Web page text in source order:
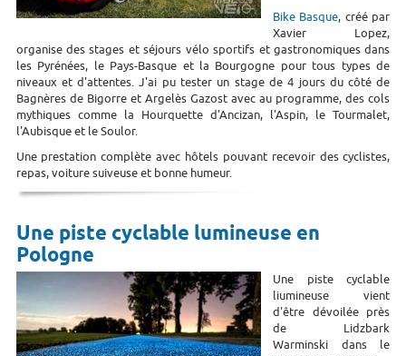
Bike Basque, créé par
Xavier Lopez,
organise des stages et séjours vélo sportifs et gastronomiques dans
les Pyrénées, le Pays-Basque et la Bourgogne pour tous types de
niveaux et d'attentes. J'ai pu tester un stage de 4 jours du côté de
Bagnères de Bigorre et Argelès Gazost avec au programme, des cols
mythiques comme la Hourquette d'Ancizan, l'Aspin, le Tourmalet,
l'Aubisque et le Soulor.
Une prestation complète avec hôtels pouvant recevoir des cyclistes,
repas, voiture suiveuse et bonne humeur.
Une piste cyclable lumineuse en
Pologne
Une piste cyclable
liumineuse vient
d'être dévoilée près
deLidzbark
Warminski dans le